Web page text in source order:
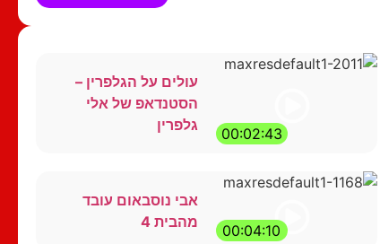
00:02:43
עולים על הגלפרין –
הסטנדאפ של אלי
גלפרין
00:04:10
אבי נוסבאום עובד
מהבית 4